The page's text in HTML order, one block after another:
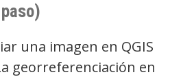
una imagen en QGIS
georreferenciación en